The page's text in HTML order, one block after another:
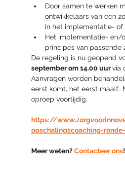
Door samen te werken
ontwikkelaars van een
in het implementatie- of
Het implementatie- en/
principes van passende
De regeling is nu geopend
september om 14.00 uur via
Aanvragen worden
eerst komt, het eerst
oproep voortijdig.
https://
opschalingscoaching-
Meer weten? Contacteer ons!